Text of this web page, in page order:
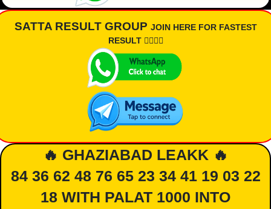
SATTA RESULT GROUP JOIN HERE FOR FASTEST
RESULT 👇🏾👇🏾
🔥 GHAZIABAD LEAKK 🔥
84 36 62 48 76 65 23 34 41 19 03 22
18 WITH PALAT 1000 INTO